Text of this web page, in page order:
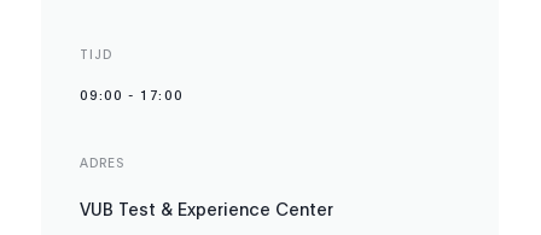
TIJD
09:00 - 17:00
ADRES
VUB Test & Experience Center